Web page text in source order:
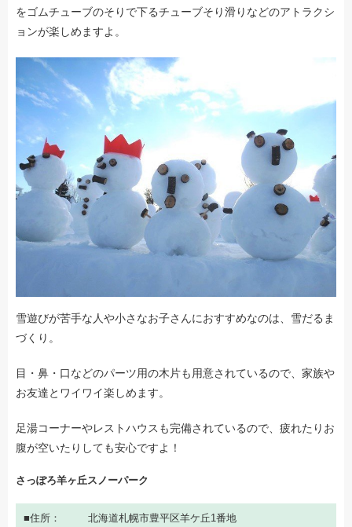
をゴムチューブのそりで下るチューブそり滑りなどのアトラクシ
ョンが楽しめますよ。
雪遊びが苦手な人や小さなお子さんにおすすめなのは、雪だるま
づくり。
目・鼻・口などのパーツ用の木片も用意されているので、家族や
お友達とワイワイ楽しめます。
足湯コーナーやレストハウスも完備されているので、疲れたりお
腹が空いたりしても安心ですよ！
さっぽろ羊ヶ丘スノーパーク
住所 北海道札幌市豊平区羊ケ丘1番地